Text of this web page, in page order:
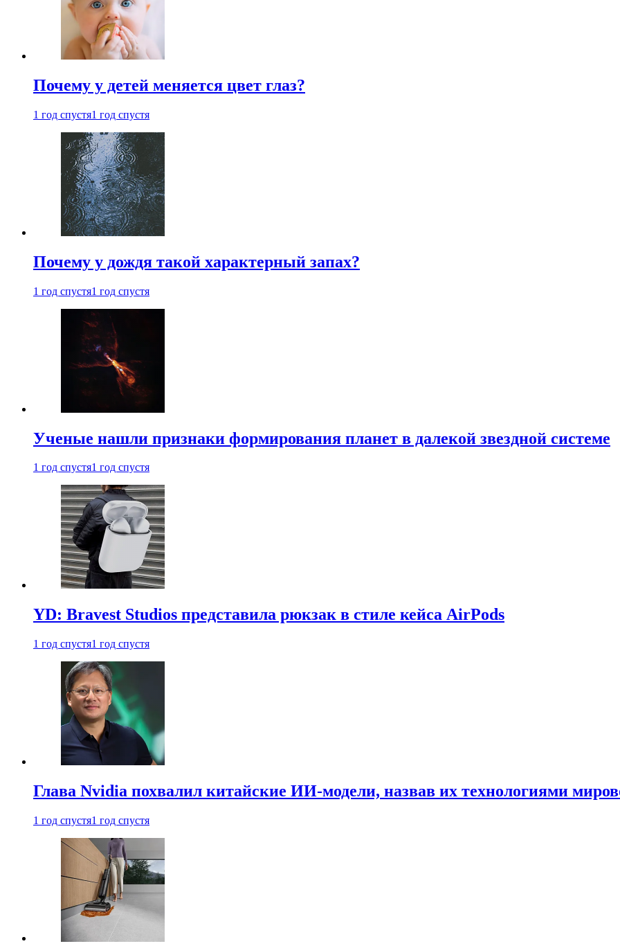
Почему у детей меняется цвет глаз?
1 год спустя1 год спустя
Почему у дождя такой характерный запах?
1 год спустя1 год спустя
Ученые нашли признаки формирования планет в далекой звездной системе
1 год спустя1 год спустя
YD: Bravest Studios представила рюкзак в стиле кейса AirPods
1 год спустя1 год спустя
Глава Nvidia похвалил китайские ИИ-модели, назвав их технологиями
1 год спустя1 год спустя